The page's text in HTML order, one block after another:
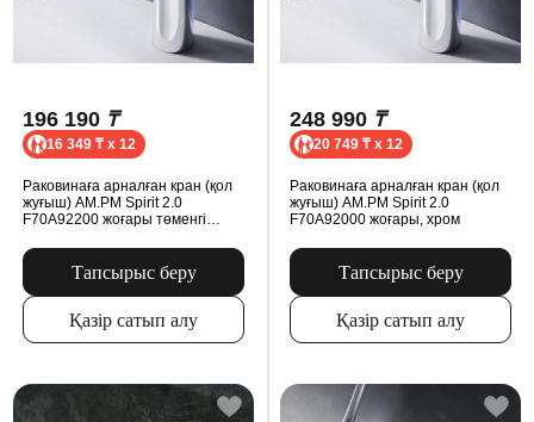
196 190 ₸
16 349 ₸ x 12
Раковинаға арналған кран (қол
жуғыш) AM.PM Spirit 2.0
F70A92200 жоғары төменгі
Тапсырыс беру
Қазір сатып алу
248 990 ₸
20 749 ₸ x 12
Раковинаға арналған кран (қол
жуғыш) AM.PM Spirit 2.0
F70A92000 жоғары, хром
Тапсырыс беру
Қазір сатып алу